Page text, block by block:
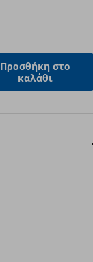
Προσθήκη στο
καλάθι